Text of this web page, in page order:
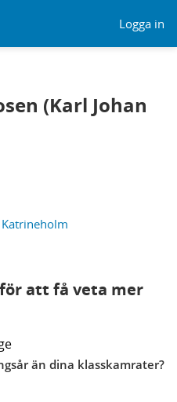
Logga in
(Karl Johan
att få veta mer
än dina klasskamrater?